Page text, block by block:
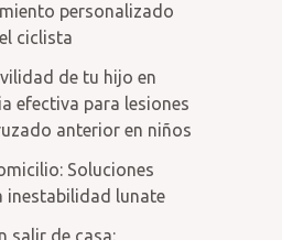
personalizado
ciclista
de tu hijo en
efectiva para lesiones
anterior en niños
Soluciones
inestabilidad lunate
salir de casa: